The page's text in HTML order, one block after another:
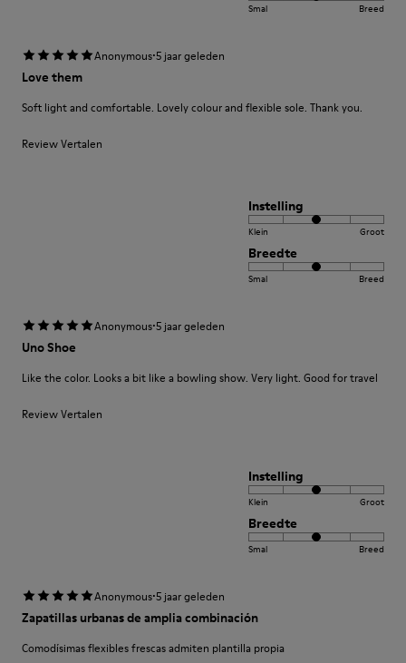
Smal Breed
Anonymous·5 jaar geleden
Love them
Soft light and comfortable. Lovely colour and flexible sole. Thank you.
Review Vertalen
Instelling
Klein Groot
Breedte
Smal Breed
Anonymous·5 jaar geleden
Uno Shoe
Like the color. Looks a bit like a bowling show. Very light. Good for travel
Review Vertalen
Instelling
Klein Groot
Breedte
Smal Breed
Anonymous·5 jaar geleden
Zapatillas urbanas de amplia combinación
Comodísimas flexibles frescas admiten plantilla propia